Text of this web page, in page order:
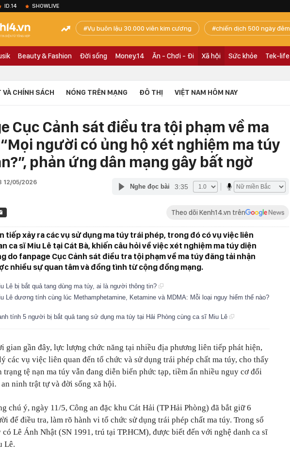
ID.14 SHOWLIVE
Vụ buôn lậu 30.000 viên kim cương chiến dịch 500 ngày đêm
Beauty & Fashion Đời sống Money.14 Ăn - Chơi - Đi Xã hội Sức khỏe Tek-life
VÀ CHÍNH SÁCH NÓNG TRÊN MẠNG ĐÔ THỊ VIỆT NAM HÔM NAY
Cục Cảnh sát điều tra tội phạm về ma
người có ủng hộ xét nghiệm ma túy
phản ứng dân mạng gây bất ngờ
12/05/2026
Nghe đọc bài 3:35
Theo dõi Kenh14.vn trên
tiếp xảy ra các vụ sử dụng ma túy trái phép, trong đó có vụ việc liên
ca sĩ Miu Lê tại Cát Bà, khiến câu hỏi về việc xét nghiệm ma túy diện
do fanpage Cục Cảnh sát điều tra tội phạm về ma túy đăng tải nhận
nhiều sự quan tâm và đồng tình từ cộng đồng mạng.
Lê bị bắt quả tang dùng ma túy, ai là người thông tin?
Lê dương tính cùng lúc Methamphetamine, Ketamine và MDMA: Mỗi loại nguy hiểm thế nào?
tính 5 người bị bắt quả tang sử dụng ma túy tại Hải Phòng cùng ca sĩ Miu Lê
gian gần đây, lực lượng chức năng tại nhiều địa phương liên tiếp phát hiện,
các vụ việc liên quan đến tổ chức và sử dụng trái phép chất ma túy, cho thấy
trạng tệ nạn ma túy vẫn đang diễn biến phức tạp, tiềm ẩn nhiều nguy cơ đối
ninh trật tự và đời sống xã hội.
chú ý, ngày 11/5, Công an đặc khu Cát Hải (TP Hải Phòng) đã bắt giữ 6
để điều tra, làm rõ hành vi tổ chức sử dụng trái phép chất ma túy. Trong số
có Lê Ánh Nhật (SN 1991, trú tại TP.HCM), được biết đến với nghệ danh ca sĩ
Lê.